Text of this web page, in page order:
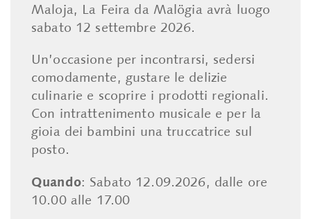
Maloja, La Feira da Malögia avrà luogo
sabato 12 settembre 2026.
Un’occasione per incontrarsi, sedersi
comodamente, gustare le delizie
culinarie e scoprire i prodotti regionali.
Con intrattenimento musicale e per la
gioia dei bambini una truccatrice sul
posto.
Quando: Sabato 12.09.2026, dalle ore
10.00 alle 17.00